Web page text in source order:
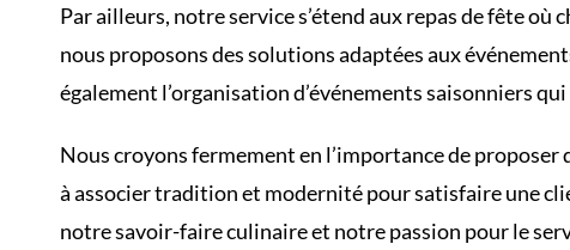
Par ailleurs, notre service s’étend aux repas de fête
nous proposons des solutions adaptées aux
également l’organisation d’événements saisonniers
Nous croyons fermement en l’importance de proposer
à associer tradition et modernité pour satisfaire une
notre savoir-faire culinaire et notre passion pour le